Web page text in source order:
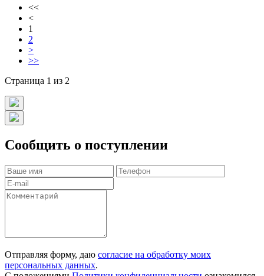
<<
<
1
2
>
>>
Страница 1 из 2
Сообщить о поступлении
Отправляя форму, даю согласие на обработку моих
персональных данных.